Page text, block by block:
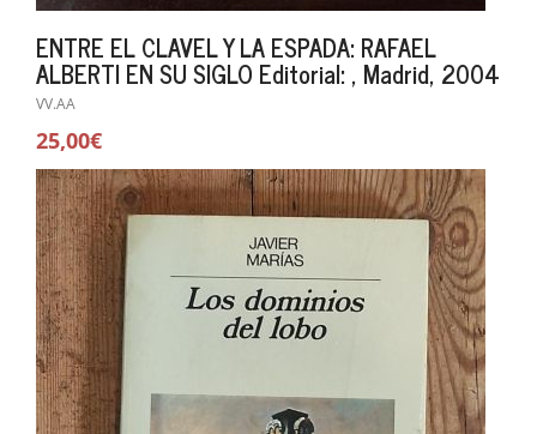
ENTRE EL CLAVEL Y LA ESPADA: RAFAEL
ALBERTI EN SU SIGLO Editorial: , Madrid, 2004
VV.AA
25,00€